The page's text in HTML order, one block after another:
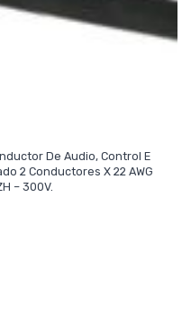
De Audio, Control E
2 Conductores X 22 AWG
– 300V.